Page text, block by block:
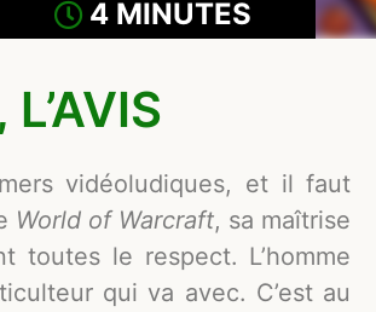
4 MINUTES
vidéoludiques, et il faut
World of Warcraft, sa maîtrise
toutes le respect. L’homme
qui va avec. C’est au